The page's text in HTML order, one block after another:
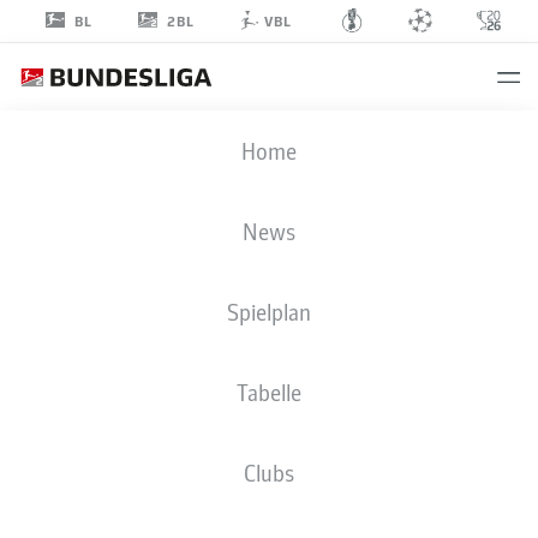
BL 2BL VBL
Home
News
Spielplan
Tabelle
Clubs